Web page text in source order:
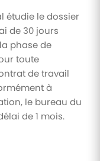
étudie le dossier
de 30 jours
phase de
toute
de travail
à
le bureau du
de 1 mois.